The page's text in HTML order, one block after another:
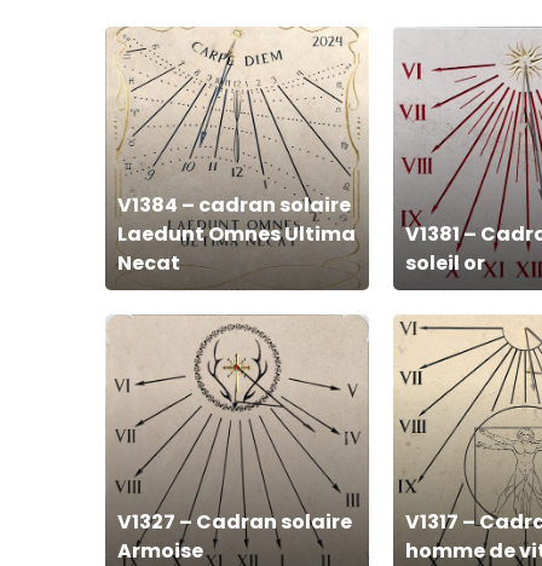
V1384
–
cadran
solaire
Laedunt
Omnes
Ultima
Necat
V1384 – cadran solaire
Laedunt Omnes Ultima
Necat
–
Cadran
solaire
soleil
or
V1381 –
soleil or
V1327
Cadran
solaire
Armoise
V1327 – Cadran solaire
Armoise
V1317
–
Cadran
solaire
homme
de
vitruve
V1317 –
homme de